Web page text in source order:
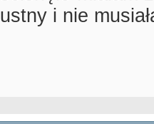
ustny i nie